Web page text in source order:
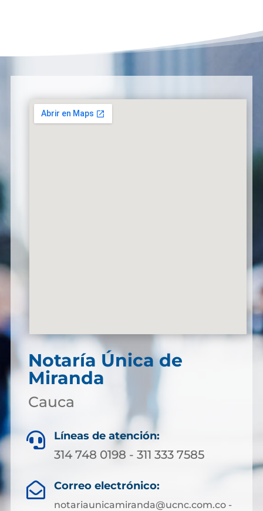
Notaría Única de
Miranda
Cauca
 Líneas de atención:
314 748 0198 - 311 333 7585
 Correo electrónico:
notariaunicamiranda@ucnc.com.co -